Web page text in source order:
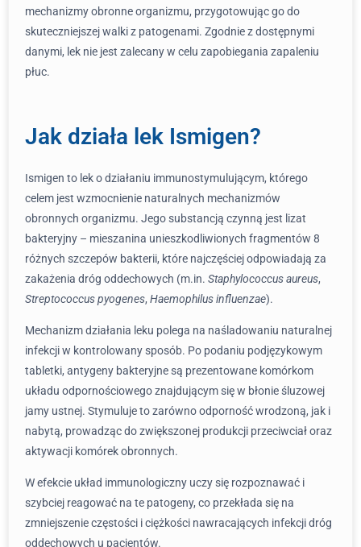
mechanizmy obronne organizmu, przygotowując go do
skuteczniejszej walki z patogenami. Zgodnie z dostępnymi
danymi, lek nie jest zalecany w celu zapobiegania zapaleniu
płuc.
Jak działa lek Ismigen?
Ismigen to lek o działaniu immunostymulującym, którego
celem jest wzmocnienie naturalnych mechanizmów
obronnych organizmu. Jego substancją czynną jest lizat
bakteryjny – mieszanina unieszkodliwionych fragmentów 8
różnych szczepów bakterii, które najczęściej odpowiadają za
zakażenia dróg oddechowych (m.in. Staphylococcus aureus,
Streptococcus pyogenes, Haemophilus influenzae).
Mechanizm działania leku polega na naśladowaniu naturalnej
infekcji w kontrolowany sposób. Po podaniu podjęzykowym
tabletki, antygeny bakteryjne są prezentowane komórkom
układu odpornościowego znajdującym się w błonie śluzowej
jamy ustnej. Stymuluje to zarówno odporność wrodzoną, jak i
nabytą, prowadząc do zwiększonej produkcji przeciwciał oraz
aktywacji komórek obronnych.
W efekcie układ immunologiczny uczy się rozpoznawać i
szybciej reagować na te patogeny, co przekłada się na
zmniejszenie częstości i ciężkości nawracających infekcji dróg
oddechowych u pacjentów.